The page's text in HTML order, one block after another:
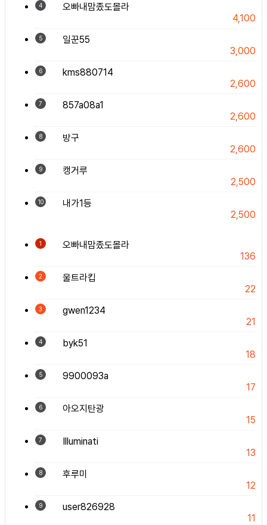
4
오빠내맘좄도몰라
4,100
5
일꾼55
3,000
6
kms880714
2,600
7
857a08a1
2,600
8
방구
2,600
9
캥거루
2,500
10
내가1등
2,500
1
오빠내맘좄도몰라
136
2
울트라킵
22
3
gwen1234
21
4
byk51
18
5
9900093a
17
6
아오지탄광
15
7
Illuminati
13
8
후루미
12
9
user826928
11